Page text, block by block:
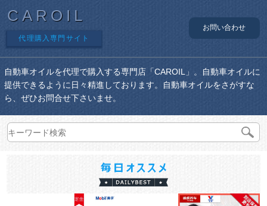
CAROIL
代理購入専門サイト
お問い合わせ
自動車オイルを代理で購入する専門店「CAROIL」。自動車オイルに
提供できるように日々精進しております。自動車オイルをさがすな
ら、ぜひお問合せ下さいませ。